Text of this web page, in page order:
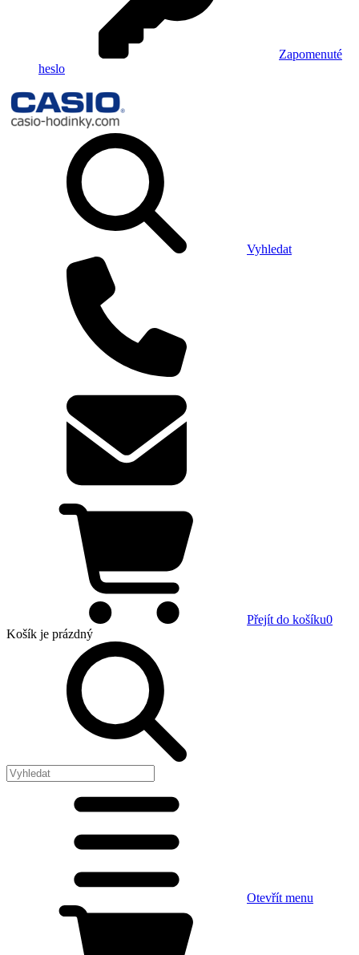
Zapomenuté
heslo
Vyhledat
Přejít do košíku0
Košík je prázdný
Otevřít menu